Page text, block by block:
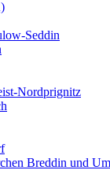
Seddin
Nordprignitz
Breddin und